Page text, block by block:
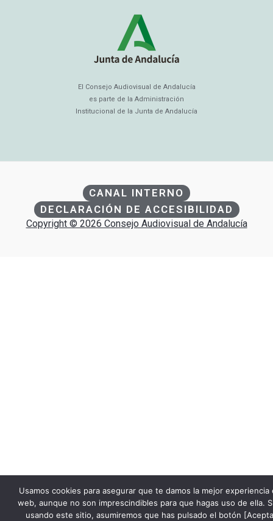
El Consejo Audiovisual de Andalucía
es parte de la Administración
Institucional de la Junta de Andalucía
CANAL INTERNO
DECLARACIÓN DE ACCESIBILIDAD
Copyright © 2026 Consejo Audiovisual de Andalucía
Usamos cookies para asegurar que te damos la mejor experiencia
web, aunque no son imprescindibles para que hagas uso de ella.
usando este sitio, asumiremos que has pulsado el botón